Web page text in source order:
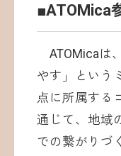
■ATOMica
ATOMicaは
やす」という
点に所属する
通じて、地域
での繋がりづ